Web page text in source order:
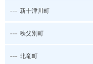
--- 新十津川町
--- 秩父別町
--- 北竜町